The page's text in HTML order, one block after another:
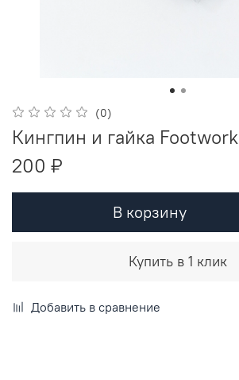
(0)
Кингпин и гайка Footwork
200 ₽
В корзину
Купить в 1 клик
Добавить в сравнение